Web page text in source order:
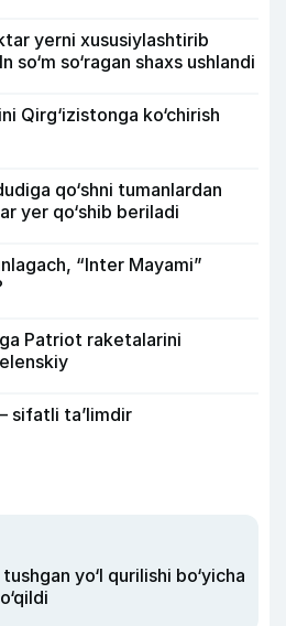
yerni xususiylashtirib
so‘m so‘ragan shaxs ushlandi
Qirg‘izistonga ko‘chirish
qo‘shni tumanlardan
yer qo‘shib beriladi
“Inter Mayami”
Patriot raketalarini
sifatli ta’limdir
yo‘l qurilishi bo‘yicha